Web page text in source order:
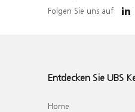
Folgen Sie uns auf
Entdecken Sie UBS
Home